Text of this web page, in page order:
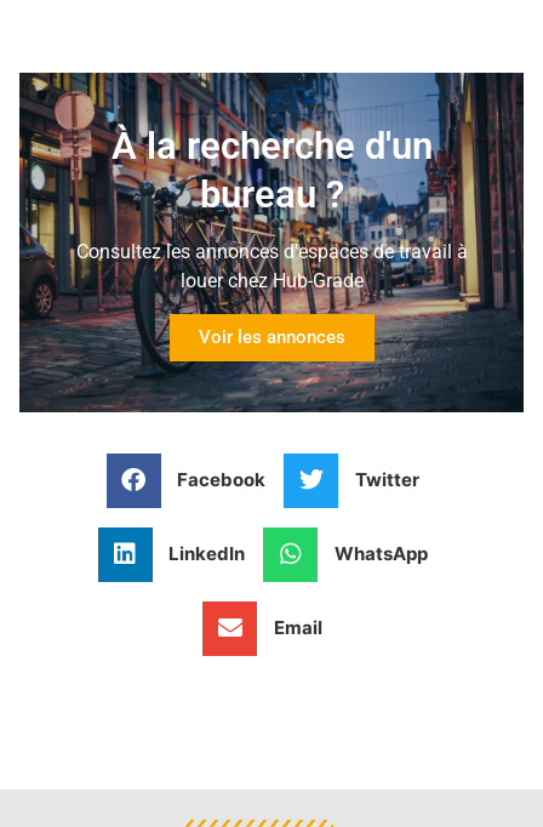
À la recherche d'un
bureau ?
Consultez les annonces d'espaces de travail à
louer chez Hub-Grade
Voir les annonces
Facebook Twitter
LinkedIn WhatsApp
Email